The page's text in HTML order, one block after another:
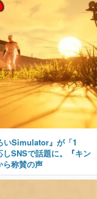
いSimulator』が「1
SNSで話題に。『キン
ら称賛の声